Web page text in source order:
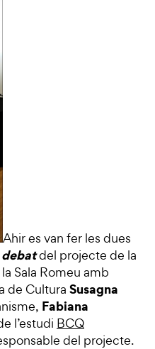
Ahir es van fer les dues
del projecte de la
la Sala Romeu amb
de Cultura Susagna
Fabiana
l’estudi BCQ
del projecte.